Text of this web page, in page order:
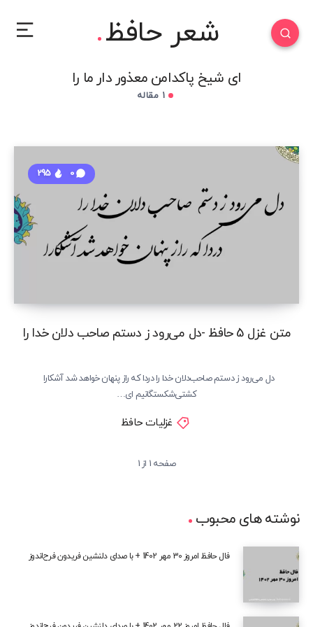
شعر حافظ
ای شیخ پاکدامن معذور دار ما را
متن غزل 5 حافظ -دل می‌رود ز دستم صاحب دلان خدا را
0
295
دل می‌رود ز دستم صاحب‌دلان خدا را دردا که راز پنهان خواهد شد آشکارا
کشتی‌شکستگانیم ای…
غزلیات حافظ
صفحه 1 از 1
نوشته های محبوب
فال حافظ امروز 30 مهر 1402 + با صدای دلنشین فریدون فرح‌اندوز